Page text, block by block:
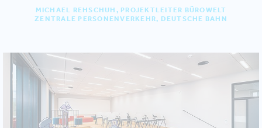
MICHAEL REHSCHUH, PROJEKTLEITER BÜROWELT
ZENTRALE PERSONENVERKEHR, DEUTSCHE BAHN